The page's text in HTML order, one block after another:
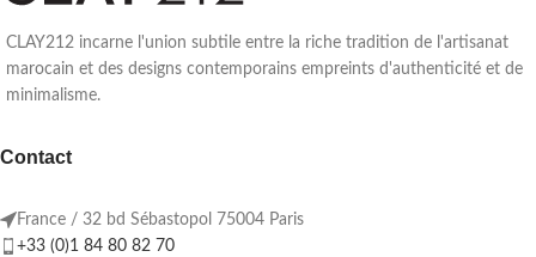
CLAY212 incarne l'union subtile entre la riche tradition de l'artisanat
marocain et des designs contemporains empreints d'authenticité et de
minimalisme.
Contact
France / 32 bd Sébastopol 75004 Paris
+33 (0)1 84 80 82 70